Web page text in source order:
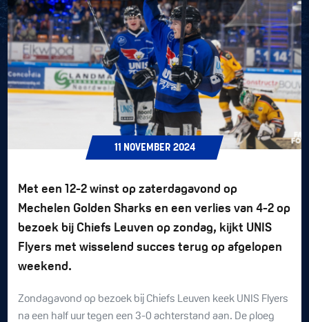
11 NOVEMBER 2024
Met een 12-2 winst op zaterdagavond op
Mechelen Golden Sharks en een verlies van 4-2 op
bezoek bij Chiefs Leuven op zondag, kijkt UNIS
Flyers met wisselend succes terug op afgelopen
weekend.
Zondagavond op bezoek bij Chiefs Leuven keek UNIS Flyers
na een half uur tegen een 3-0 achterstand aan. De ploeg